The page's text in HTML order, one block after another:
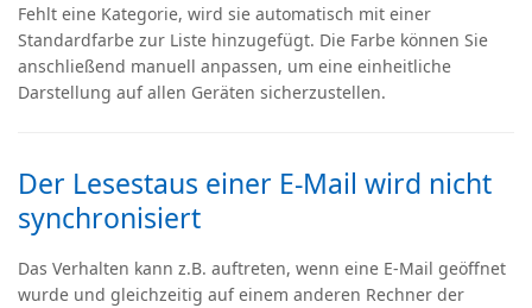
Fehlt eine Kategorie, wird sie automatisch mit einer
Standardfarbe zur Liste hinzugefügt. Die Farbe können Sie
anschließend manuell anpassen, um eine einheitliche
Darstellung auf allen Geräten sicherzustellen.
Der Lesestaus einer E-Mail wird nicht
synchronisiert
Das Verhalten kann z.B. auftreten, wenn eine E-Mail geöffnet
wurde und gleichzeitig auf einem anderen Rechner der